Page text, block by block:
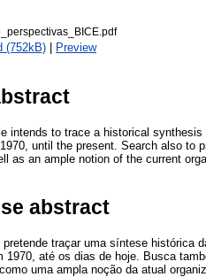
(752kB) | Preview
intends to trace a historical
until the present. Search also to
as an ample notion of the current
abstract
traçar uma síntese histórica
1970, até os dias de hoje. Busca
uma ampla noção da atual